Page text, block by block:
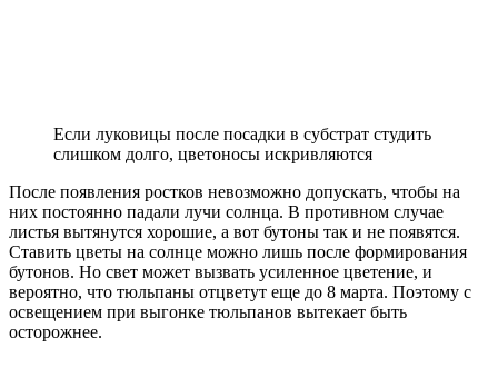
Если луковицы после посадки в субстрат студить
слишком долго, цветоносы искривляются
После появления ростков невозможно допускать, чтобы на
них постоянно падали лучи солнца. В противном случае
листья вытянутся хорошие, а вот бутоны так и не появятся.
Ставить цветы на солнце можно лишь после формирования
бутонов. Но свет может вызвать усиленное цветение, и
вероятно, что тюльпаны отцветут еще до 8 марта. Поэтому с
освещением при выгонке тюльпанов вытекает быть
осторожнее.